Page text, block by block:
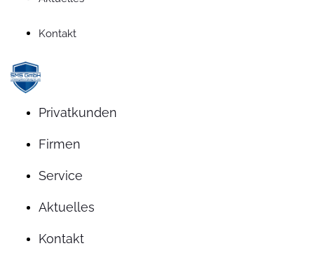
Kontakt
Privatkunden
Firmen
Service
Aktuelles
Kontakt